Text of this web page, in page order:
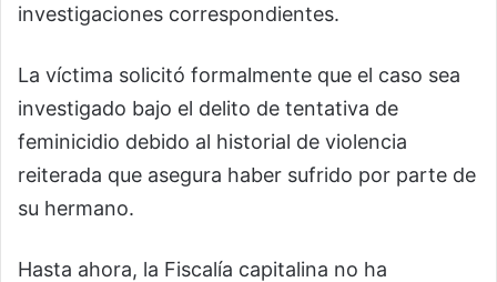
investigaciones correspondientes.
La víctima solicitó formalmente que el caso sea
investigado bajo el delito de tentativa de
feminicidio debido al historial de violencia
reiterada que asegura haber sufrido por parte de
su hermano.
Hasta ahora, la Fiscalía capitalina no ha